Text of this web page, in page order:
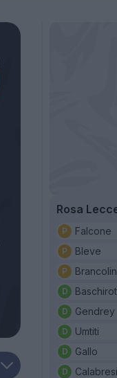
Rosa
Falcone
Bleve
Gendrey
Umtiti
Gallo
Calabresi